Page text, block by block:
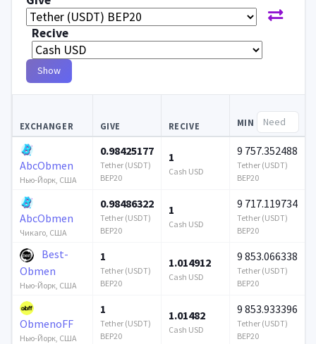
Recive
Show
EXCHANGER GIVE RECIVE MIN
AbcObmen
Нью-Йорк, США
0.98425177
Tether (USDT)
BEP20
1
Cash USD
9 757.352488
Tether (USDT)
BEP20
AbcObmen
Чикаго, США
0.98486322
Tether (USDT)
BEP20
1
Cash USD
9 717.119734
Tether (USDT)
BEP20
Best-
Obmen
Нью-Йорк, США
1
Tether (USDT)
BEP20
1.014912
Cash USD
9 853.066338
Tether (USDT)
BEP20
ObmenoFF
Нью-Йорк, США
1
Tether (USDT)
BEP20
1.01482
Cash USD
9 853.933396
Tether (USDT)
BEP20